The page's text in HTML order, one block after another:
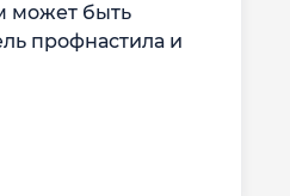
может быть
профнастила и